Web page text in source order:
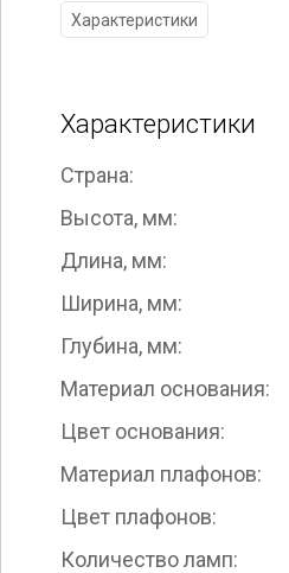
Характеристики
Характеристики
Страна:
Высота, мм:
Длина, мм:
Ширина, мм:
Глубина, мм:
Материал основания:
Цвет основания:
Материал плафонов:
Цвет плафонов:
Количество ламп: